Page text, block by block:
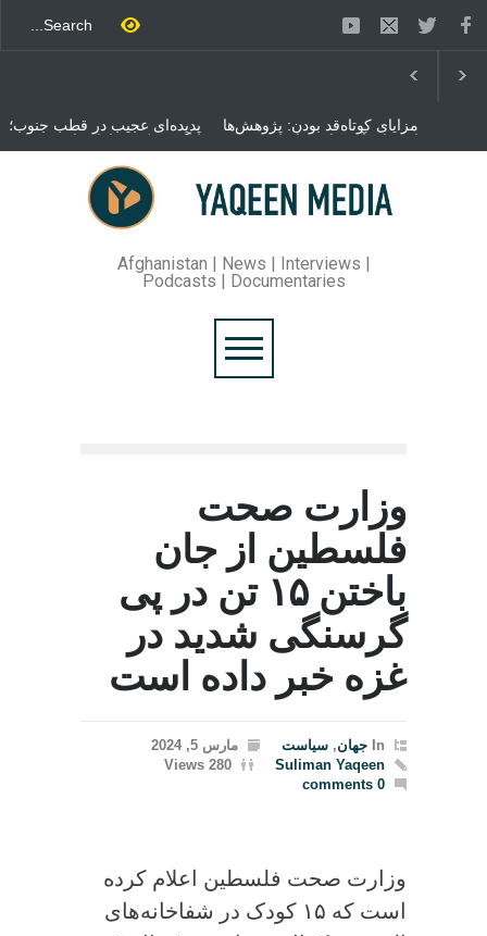
پدیده‌ای عجیب در قطب جنوب؛
پنگوئنی که هزاران بار در روز
می‌خوابد
مزایای کوتاه‌قد بودن: پژوهش‌ها
از فواید آن برای سلامتی
می‌گویند
محمدباقر قالیباف، رئیس
مجلس ایران، با انتقاد تند از
سیاست‌های دونالد ترمپ اعلام
کرد که واشنگتن تلاش دارد با
روند گفتگوها را از مسیر
مذاکره به سمت تسلیم سوق
دهد.
Afghanistan | News | Interviews |
Podcasts | Documentaries
وزارت صحت
فلسطین از جان
باختن ۱۵ تن در پی
گرسنگی شدید در
غزه خبر داده است
In جهان, سیاست
مارس 5, 2024
Suliman Yaqeen
280 Views
0 comments
وزارت صحت فلسطین اعلام کرده
است که ۱۵ کودک در شفاخانه‌های